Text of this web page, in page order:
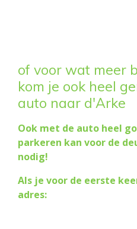
of voor wat meer
kom je ook heel
auto naar d'Arke
Ook met de auto heel
parkeren kan voor de
nodig!
Als je voor de eerste
adres: